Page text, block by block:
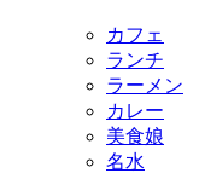
カフェ
ランチ
ラーメン
カレー
美食娘
名水